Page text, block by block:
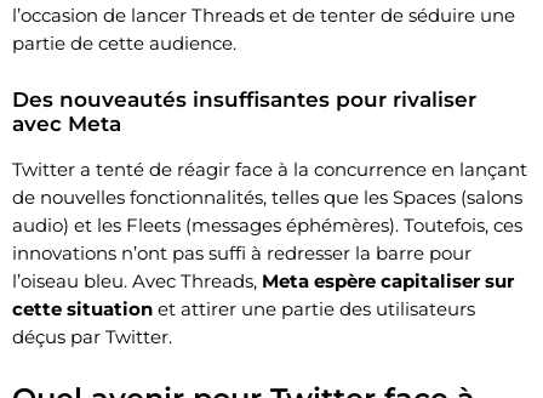
l’occasion de lancer Threads et de tenter de séduire une
partie de cette audience.
Des nouveautés insuffisantes pour rivaliser
avec Meta
Twitter a tenté de réagir face à la concurrence en lançant
de nouvelles fonctionnalités, telles que les Spaces (salons
audio) et les Fleets (messages éphémères). Toutefois, ces
innovations n’ont pas suffi à redresser la barre pour
l’oiseau bleu. Avec Threads, Meta espère capitaliser sur
cette situation et attirer une partie des utilisateurs
déçus par Twitter.